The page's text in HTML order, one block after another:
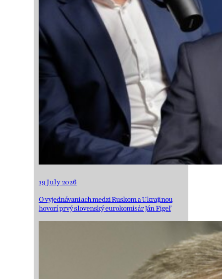
19 July 2026
O vyjednávaniach medzi Ruskom a Ukrajinou
hovorí prvý slovenský eurokomisár Ján Figeľ